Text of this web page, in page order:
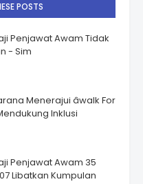
POSTS
Penjawat Awam Tidak
- Sim
Menerajui âwalk For
Inklusi
Penjawat Awam 35
Libatkan Kumpulan